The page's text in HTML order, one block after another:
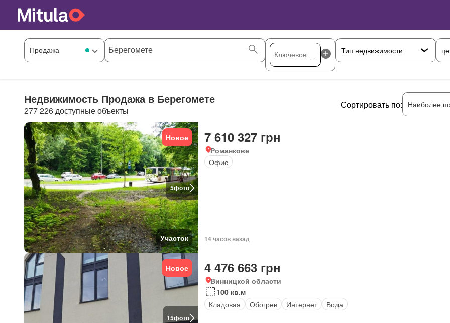
Недвижимость Продажа в Берегомете
277 226 доступные объекты
Сортировать по: Наиболее
5фото
Новое
Участок
7 610 327 грн
Романкове
Офис
14 часов назад
15фото
Новое 4 476 663 грн
Винницкой области
100 кв.м
Кладовая
Обогрев Интернет Вода